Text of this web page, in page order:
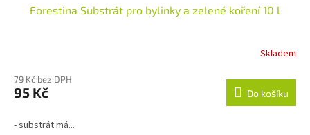
Forestina Substrát pro bylinky a zelené koření 10 l
produktu
je
Skladem
79 Kč bez DPH
95 Kč Do košíku
- substrát má...